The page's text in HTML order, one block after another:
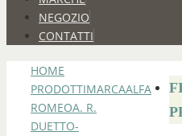
NEGOZIO
CONTATTI
HOME
PRODOTTIMARCAALFA
ROMEOA. R.
DUETTO-